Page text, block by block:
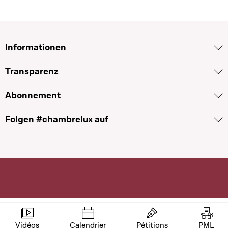
Vidéos Calendrier Pétitions PML
Informationen
Transparenz
Abonnement
Folgen #chambrelux auf